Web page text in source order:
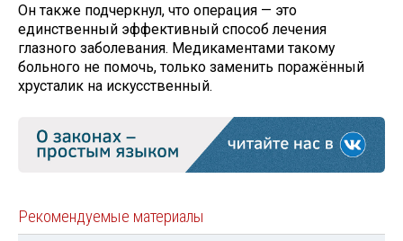
Он также подчеркнул, что операция — это
единственный эффективный способ лечения
глазного заболевания. Медикаментами такому
больного не помочь, только заменить поражённый
хрусталик на искусственный.
Рекомендуемые материалы